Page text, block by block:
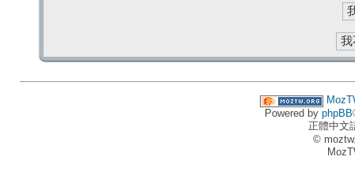
Powered by phpBB
正體中文
©